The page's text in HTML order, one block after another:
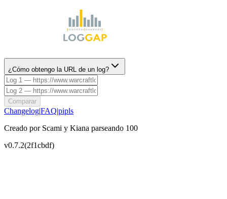
¿Cómo obtengo la URL de un log?
Comparar
Changelog|FAQ|pipls
Creado por Scami y Kiana parseando 100
v0.7.2(2f1cbdf)